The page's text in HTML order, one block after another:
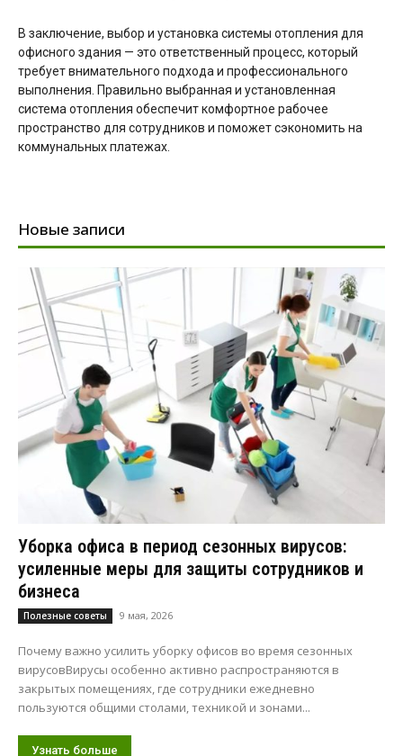
В заключение, выбор и установка системы отопления для
офисного здания — это ответственный процесс, который
требует внимательного подхода и профессионального
выполнения. Правильно выбранная и установленная
система отопления обеспечит комфортное рабочее
пространство для сотрудников и поможет сэкономить на
коммунальных платежах.
Новые записи
Уборка офиса в период сезонных вирусов:
усиленные меры для защиты сотрудников и
бизнеса
Полезные советы 9 мая, 2026
Почему важно усилить уборку офисов во время сезонных
вирусовВирусы особенно активно распространяются в
закрытых помещениях, где сотрудники ежедневно
пользуются общими столами, техникой и зонами...
Узнать больше